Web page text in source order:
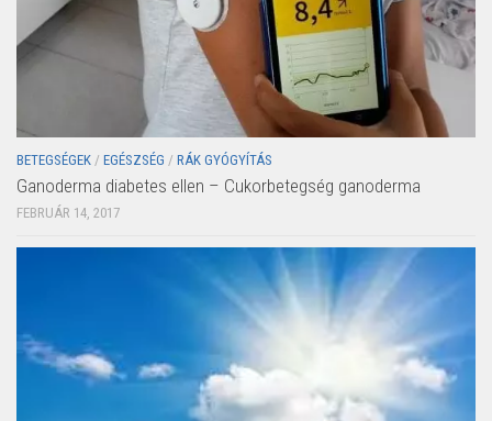
BETEGSÉGEK / EGÉSZSÉG / RÁK GYÓGYÍTÁS
Ganoderma diabetes ellen – Cukorbetegség ganoderma
FEBRUÁR 14, 2017